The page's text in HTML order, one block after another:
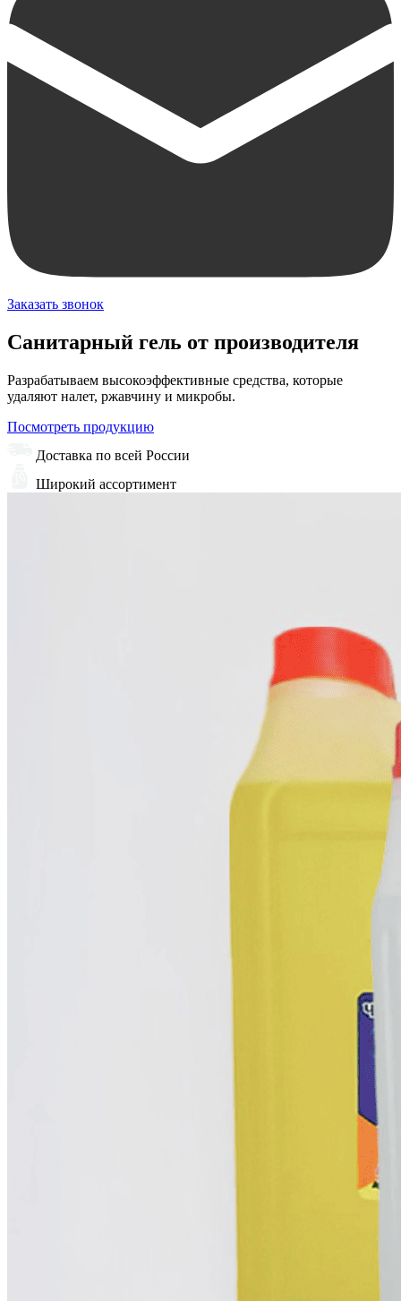
Заказать звонок
Санитарный гель от производителя
Разрабатываем высокоэффективные средства, которые
удаляют налет, ржавчину и микробы.
Посмотреть продукцию
Доставка по всей России
Широкий ассортимент